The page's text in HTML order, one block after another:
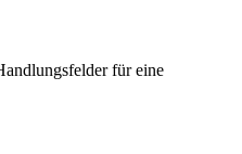
für eine